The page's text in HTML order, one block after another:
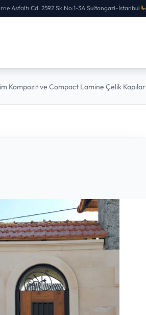
Asfaltı Cd. 2592 Sk.No:1-3A Sultangazi-İstanbul
Kompozit ve Compact Lamine Çelik Kapılar